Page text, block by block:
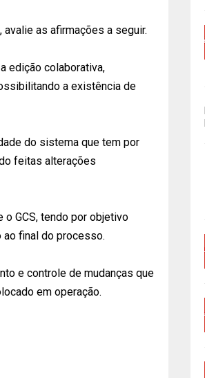
as afirmações a seguir.
edição colaborativa,
a existência de
do sistema que tem por
feitas alterações
GCS, tendo por objetivo
final do processo.
e controle de mudanças que
em operação.